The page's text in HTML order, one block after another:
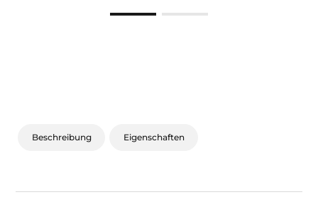
Beschreibung Eigenschaften